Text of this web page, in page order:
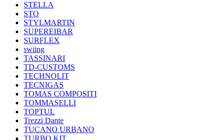
STELLA
STO
STYLMARTIN
SUPEREIBAR
SURFLEX
swiing
TASSINARI
TD-CUSTOMS
TECHNOLIT
TECNIGAS
TOMAS COMPOSITI
TOMMASELLI
TOPTUL
Trezzi Dante
TUCANO URBANO
TURBO KIT